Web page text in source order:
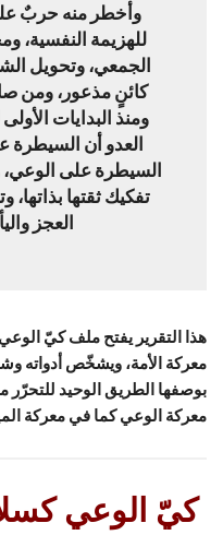
وأخطر منه حربٌ
للهزيمة النفسية،
الجمعي، وتحويل
كائنٍ مذعور، ومن
ومنذ البدايات
العدو أن السيطرة
السيطرة على
تفكيك ثقتها بذاتها،
العجز
هذا التقرير يفتح ملف كيّ
معركة الأمة، ويشخّص أدواته
بوصفها الطريق الوحيد للتحرّر
معركة الوعي كما في معركة
كيّ الوعي